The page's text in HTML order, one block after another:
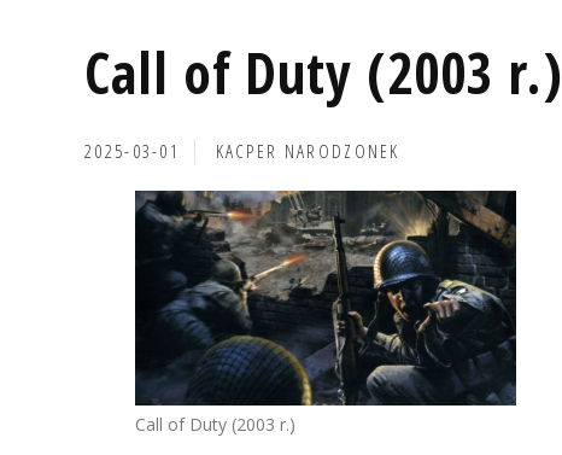
Call of Duty (2003 r.)
2025-03-01 KACPER NARODZONEK
Call of Duty (2003 r.)